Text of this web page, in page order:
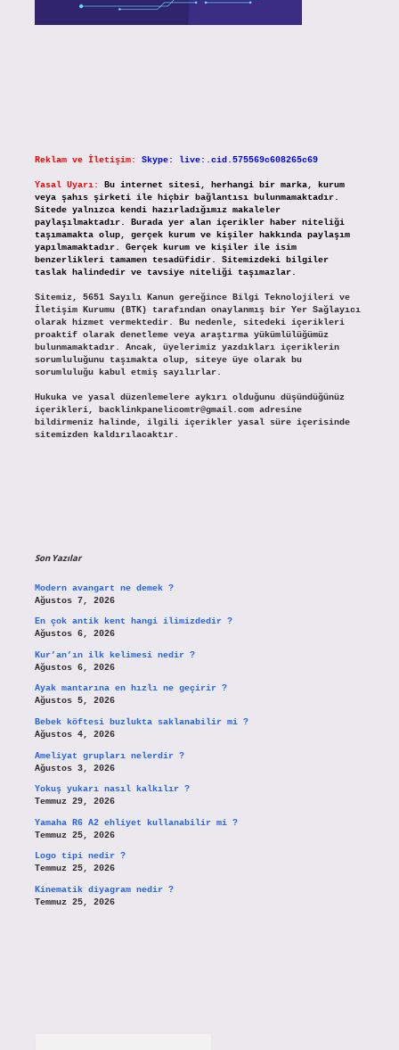
Reklam ve İletişim: Skype: live:.cid.575569c608265c69
Yasal Uyarı:
Bu internet sitesi, herhangi bir marka, kurum
veya şahıs şirketi ile hiçbir bağlantısı bulunmamaktadır.
Sitede yalnızca kendi hazırladığımız makaleler
paylaşılmaktadır. Burada yer alan içerikler haber niteliği
taşımamakta olup, gerçek kurum ve kişiler hakkında paylaşım
yapılmamaktadır. Gerçek kurum ve kişiler ile isim
benzerlikleri tamamen tesadüfidir. Sitemizdeki bilgiler
taslak halindedir ve tavsiye niteliği taşımazlar.
Sitemiz, 5651 Sayılı Kanun gereğince Bilgi Teknolojileri ve
İletişim Kurumu (BTK) tarafından onaylanmış bir Yer Sağlayıcı
olarak hizmet vermektedir. Bu nedenle, sitedeki içerikleri
proaktif olarak denetleme veya araştırma yükümlülüğümüz
bulunmamaktadır. Ancak, üyelerimiz yazdıkları içeriklerin
sorumluluğunu taşımakta olup, siteye üye olarak bu
sorumluluğu kabul etmiş sayılırlar.
Hukuka ve yasal düzenlemelere aykırı olduğunu düşündüğünüz
içerikleri,
backlinkpanelicomtr@gmail.comadresine
bildirmeniz halinde, ilgili içerikler yasal süre içerisinde
sitemizden kaldırılacaktır.
Son Yazılar
Modern avangart ne demek ?
Ağustos 7, 2026
En çok antik kent hangi ilimizdedir ?
Ağustos 6, 2026
Kur’an’ın ilk kelimesi nedir ?
Ağustos 6, 2026
Ayak mantarına en hızlı ne geçirir ?
Ağustos 5, 2026
Bebek köftesi buzlukta saklanabilir mi ?
Ağustos 4, 2026
Ameliyat grupları nelerdir ?
Ağustos 3, 2026
Yokuş yukarı nasıl kalkılır ?
Temmuz 29, 2026
Yamaha R6 A2 ehliyet kullanabilir mi ?
Temmuz 25, 2026
Logo tipi nedir ?
Temmuz 25, 2026
Kinematik diyagram nedir ?
Temmuz 25, 2026